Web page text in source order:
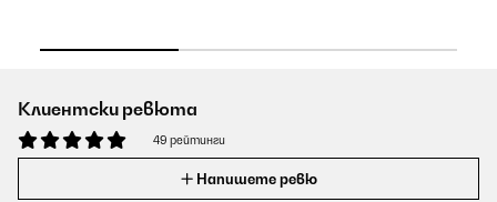
Клиентски ревюта
49 рейтинги
Напишете ревю